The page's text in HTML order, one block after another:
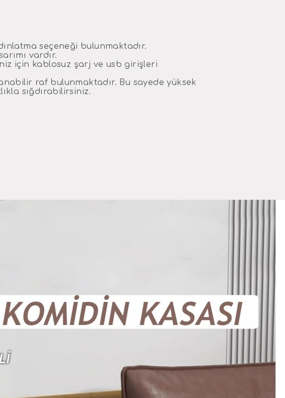
seçeneği bulunmaktadır.
vardır.
için kablosuz şarj ve usb girişleri
raf bulunmaktadır. Bu sayede yüksek
sığdırabilirsiniz.